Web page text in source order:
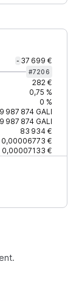
- 37 699 €
#7206
282 €
0,75 %
0 %
987 874GALI
987 874GALI
83 934 €
0,00006773 €
0,00007133 €